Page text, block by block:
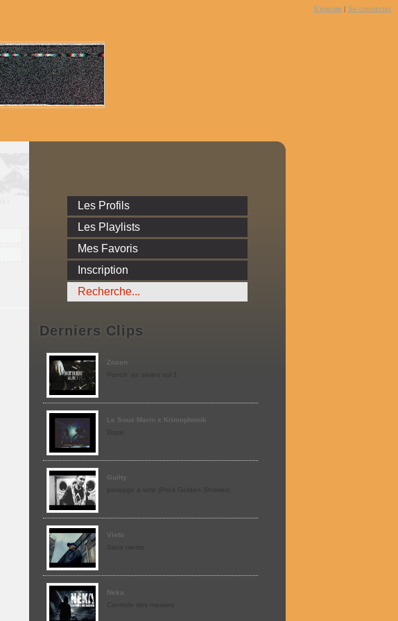
S'inscrire | Se connecter
Les Profils
Les Playlists
Mes Favoris
Inscription
Derniers Clips
Zoxen
Punch' en séries vol 1
Le Sous Marin x Krimophonik
Guilty
passage à vide (Prod Golden Shower)
Vieto
Neka